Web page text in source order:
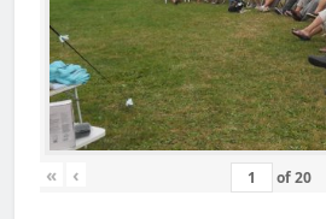
« ‹ of20